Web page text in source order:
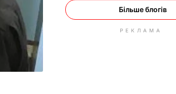
Більше блогів
РЕКЛАМА